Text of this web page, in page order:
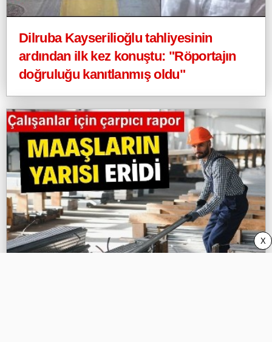
Dilruba Kayserilioğlu tahliyesinin
ardından ilk kez konuştu: "Röportajın
doğruluğu kanıtlanmış oldu"
X